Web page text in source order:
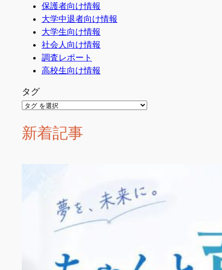
保護者向け情報
大学中退者向け情報
大学生向け情報
社会人向け情報
調査レポート
高校生向け情報
タグ
新着記事